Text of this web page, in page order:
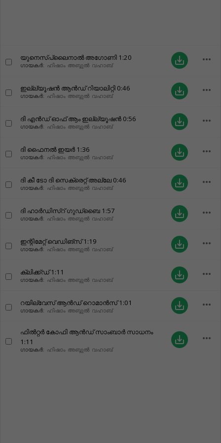
യുനെസ്‌പ്ലൈനാൽ അഗോണി 1:20
ഗായകർ: ഹിഷാം അബ്ദുൽ വഹാബ് save_alt more_horiz
ഇല്ല്യൂഷൻ ആൻഡ് റിയാലിറ്റി 0:46
ഗായകർ: ഹിഷാം അബ്ദുൽ വഹാബ് save_alt more_horiz
ദി എൻഡ് ഓഫ് ആം ഇല്ല്യൂഷൻ 0:56
ഗായകർ: ഹിഷാം അബ്ദുൽ വഹാബ് save_alt more_horiz
ദി ഫൈനൽ ഇയർ 1:36
ഗായകർ: ഹിഷാം അബ്ദുൽ വഹാബ് save_alt more_horiz
ദി കീ ടോ ദി സെക്രെറ്റ് അല്ലേ 0:46
ഗായകർ: ഹിഷാം അബ്ദുൽ വഹാബ് save_alt more_horiz
ദി ഹാർഡിസ്റ് ഗുഡ്ബൈ 1:57
ഗായകർ: ഹിഷാം അബ്ദുൽ വഹാബ് save_alt more_horiz
ഇന്റിമേറ്റ് വെഡിങ്സ്1:19
ഗായകർ: ഹിഷാം അബ്ദുൽ വഹാബ് save_alt more_horiz
ക്ലിക്ക്ഡ്1:11
ഗായകർ: ഹിഷാം അബ്ദുൽ വഹാബ് save_alt more_horiz
റയില്വേസ് ആൻഡ് റൊമാൻസ്1:01
ഗായകർ: ഹിഷാം അബ്ദുൽ വഹാബ് save_alt more_horiz
ഫിൽറ്റർ കോഫി ആൻഡ് സാംബാർ സാധനം
1:11
ഗായകർ: ഹിഷാം അബ്ദുൽ വഹാബ്
save_alt more_horiz